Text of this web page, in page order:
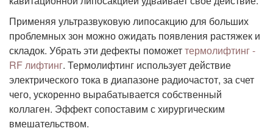
Применяя ультразвуковую липосакцию для больших
проблемных зон можно ожидать появления растяжек и
складок. Убрать эти дефекты поможеттермолифтинг -
RF лифтинг. Термолифтинг использует действие
электрического тока в диапазоне радиочастот, за счет
чего, ускоренно вырабатывается собственный
коллаген. Эффект сопоставим с хирургическим
вмешательством.